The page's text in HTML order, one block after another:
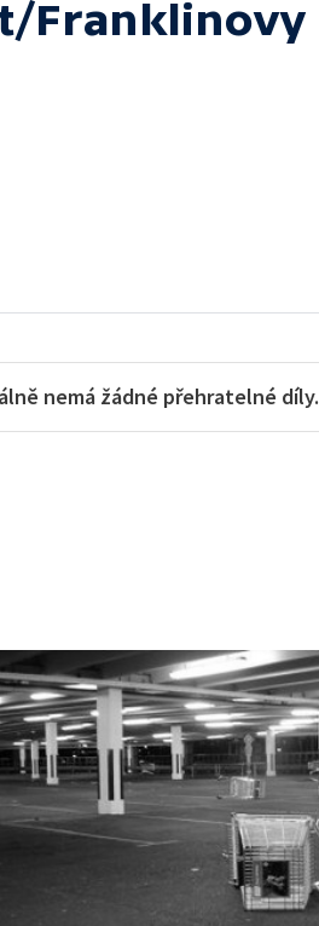
Franklinovy
nemá žádné přehratelné díly.